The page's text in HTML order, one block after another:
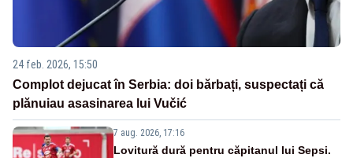
24 feb. 2026, 15:50
Complot dejucat în Serbia: doi bărbați, suspectați că
plănuiau asasinarea lui Vučić
7 aug. 2026, 17:16
Lovitură dură pentru căpitanul lui Sepsi.